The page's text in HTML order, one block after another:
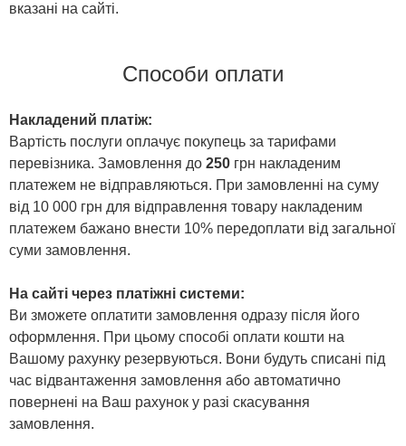
вказані на сайті.
Способи оплати
Накладений платіж:
Вартість послуги оплачує покупець за тарифами
перевізника. Замовлення до 250 грн накладеним
платежем не відправляються. При замовленні на суму
від 10 000 грн для відправлення товару накладеним
платежем бажано внести 10% передоплати від загальної
суми замовлення.
На сайті через платіжні системи:
Ви зможете оплатити замовлення одразу після його
оформлення. При цьому способі оплати кошти на
Вашому рахунку резервуються. Вони будуть списані під
час відвантаження замовлення або автоматично
повернені на Ваш рахунок у разі скасування
замовлення.